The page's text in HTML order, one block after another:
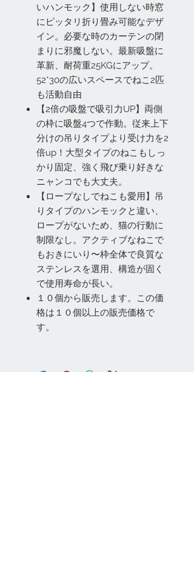
いハンモック】使用しない時窓
にピッタリ折り畳み可能なデザ
イン。必要な時のカーテンの閉
まりに邪魔しない。最新吸盤に
革新、耐荷重25KGにアップ。
52*30の広いスペースでねこ2匹
も活動自由
【2倍の吸盤で吸引力UP】両側
の枠に吸盤4つで作動。従来上下
分けの吊りタイプより受け力を2
倍up！大型タイプのねこもしっ
かり固定、強く飛び乗り好きな
ニャンコでも大丈夫。
【ロープなしでねこも愛用】吊
りタイプのハンモックと違い、
ロープがないため、猫の行動に
制限なし。アクティブなねこで
もおきにいり〜枠全体で良質な
ステンレスを選用、構造が固く
で使用寿命が長い。
１０個から販売します。この価
格は１０個以上の販売価格で
す。